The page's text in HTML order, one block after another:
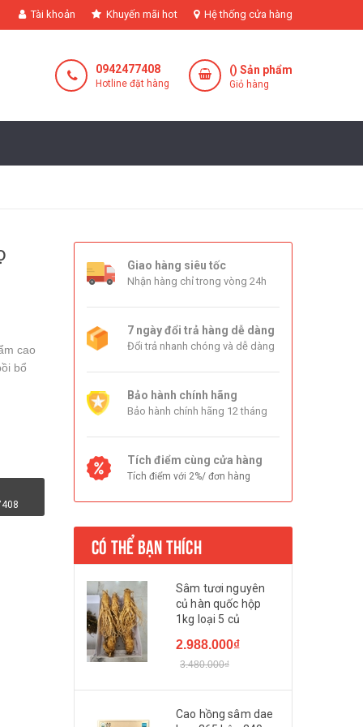
Tài khoản Khuyến mãi hot Hệ thống cửa hàng
0942477408
Hotline đặt hàng
() Sản phẩm
Giỏ hàng
cao
bổ
Giao hàng siêu tốc
Nhận hàng chỉ trong vòng 24h
7 ngày đổi trả hàng dễ dàng
Đổi trả nhanh chóng và dễ dàng
Bảo hành chính hãng
Bảo hành chính hãng 12 tháng
Tích điểm cùng cửa hàng
Tích điểm với 2%/ đơn hàng
CÓ THỂ BẠN THÍCH
Sâm tươi nguyên
củ hàn quốc hộp
1kg loại 5 củ
2.988.000₫
3.480.000₫
Cao hồng sâm dae